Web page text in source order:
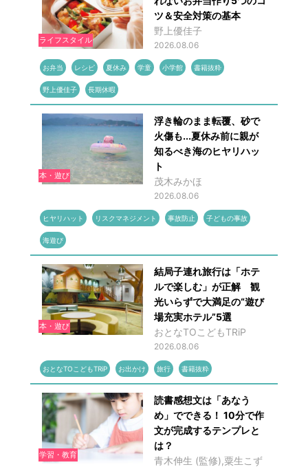
ライフスタイル
ツ＆安全対策の基本
野上優佳子
2026.08.06
お弁当 レシピ 夏休み 学童 小学館 書籍抜粋
野上優佳子 長期休暇
本・遊び
浮き輪のまま転覆、砂で
火傷も...夏休み前に親が
知るべき海のヒヤリハッ
ト
茂木みかほ
2026.08.06
ヒヤリハット リスクマネジメント 事故防止 子どもの事故
海遊び
本・遊び
結局子連れ旅行は「ホテ
ルで楽しむ」が正解 観
光いらずで大満足の“遊び
場充実ホテル”5選
おとなTOこどもTRiP
2026.08.06
おとなTOこどもTRiP お出かけ 旅行 書籍抜粋
学習・教育
読書感想文は「あなう
め」でできる！ 10分で作
文が完成するテンプレと
は？
青木伸生 (監修),粟生こず